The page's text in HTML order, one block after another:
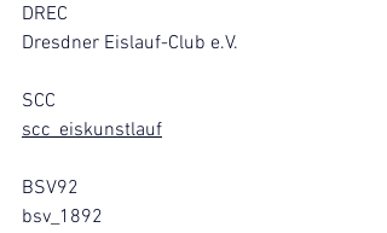
DREC
Dresdner Eislauf-Club e.V.
SCC
scc_eiskunstlauf
BSV92
bsv_1892